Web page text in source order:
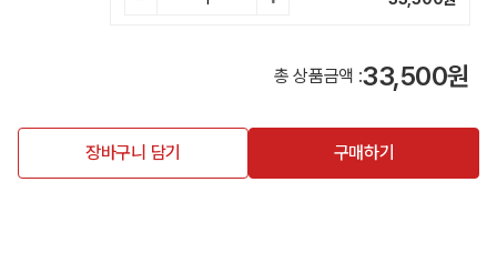
총 상품금액 :33,500원
장바구니 담기 구매하기